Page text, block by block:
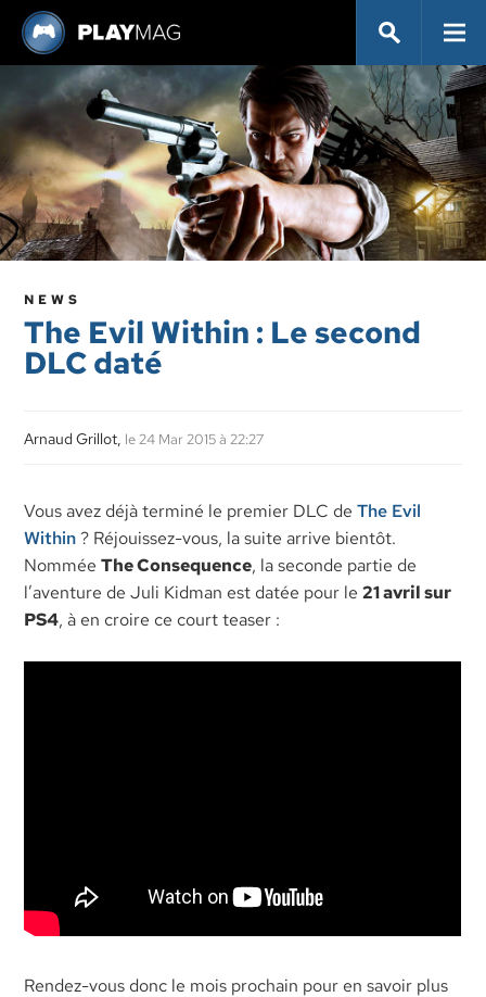
NEWS
The Evil Within : Le second
DLC daté
Arnaud Grillot, le 24 Mar 2015 à 22:27
Vous avez déjà terminé le premier DLC deThe Evil
Within? Réjouissez-vous, la suite arrive bientôt.
NomméeThe Consequence, la seconde partie de
l’aventure de Juli Kidman est datée pour le21 avril sur
PS4, à en croire ce court teaser :
Rendez-vous donc le mois prochain pour en savoir plus